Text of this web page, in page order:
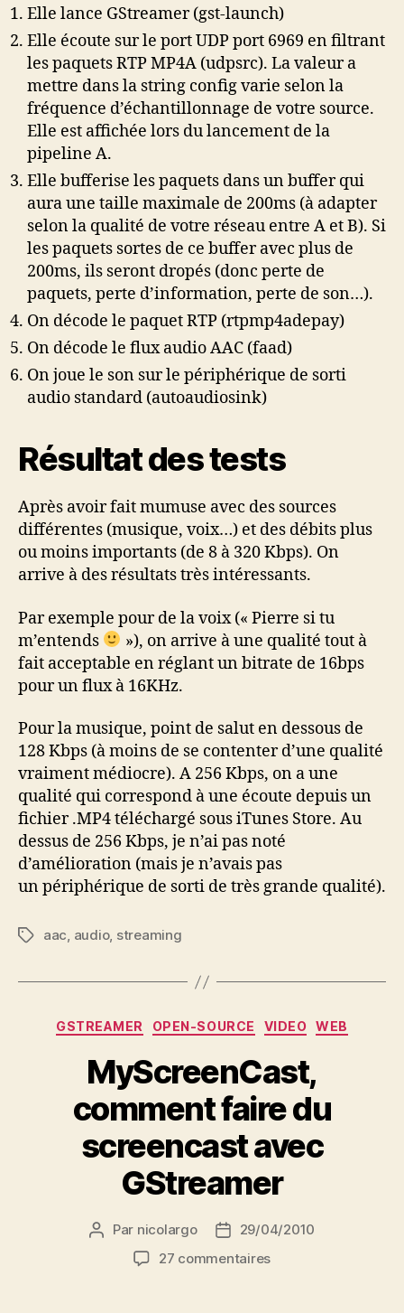
Elle lance GStreamer (gst-launch)
Elle écoute sur le port UDP port 6969 en filtrant
les paquets RTP MP4A (udpsrc). La valeur a
mettre dans la string config varie selon la
fréquence d’échantillonnage de votre source.
Elle est affichée lors du lancement de la
pipeline A.
Elle bufferise les paquets dans un buffer qui
aura une taille maximale de 200ms (à adapter
selon la qualité de votre réseau entre A et B). Si
les paquets sortes de ce buffer avec plus de
200ms, ils seront dropés (donc perte de
paquets, perte d’information, perte de son…).
On décode le paquet RTP (rtpmp4adepay)
On décode le flux audio AAC (faad)
On joue le son sur le périphérique de sorti
audio standard (autoaudiosink)
Résultat des tests
Après avoir fait mumuse avec des sources
différentes (musique, voix…) et des débits plus
ou moins importants (de 8 à 320 Kbps). On
arrive à des résultats très intéressants.
Par exemple pour de la voix (« Pierre si tu
m’entends
»), on arrive à une qualité tout à
fait acceptable en réglant un bitrate de 16bps
pour un flux à 16KHz.
Pour la musique, point de salut en dessous de
128 Kbps (à moins de se contenter d’une qualité
vraiment médiocre). A 256 Kbps, on a une
qualité qui correspond à une écoute depuis un
fichier .MP4 téléchargé sous iTunes Store. Au
dessus de 256 Kbps, je n’ai pas noté
d’amélioration (mais je n’avais pas
un périphérique de sorti de très grande qualité).
Étiquettes
aac, audio, streaming
Catégories
GSTREAMER OPEN-SOURCE VIDEO WEB
MyScreenCast,
comment faire du
screencast avec
GStreamer
Auteur
l’article
Par nicolargo
Date29/04/2010
27 commentairessur